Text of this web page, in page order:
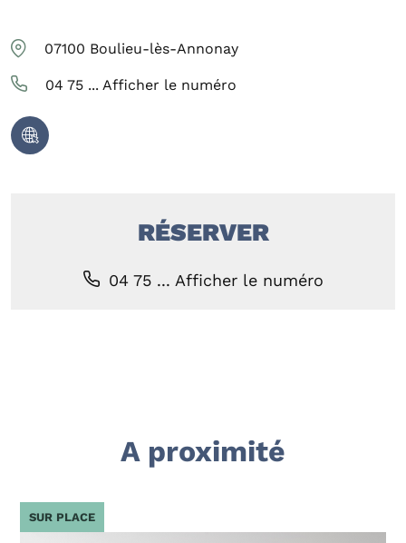
07100 Boulieu-lès-Annonay
04 75 ... Afficher le numéro
RÉSERVER
04 75 ... Afficher le numéro
A proximité
SUR PLACE